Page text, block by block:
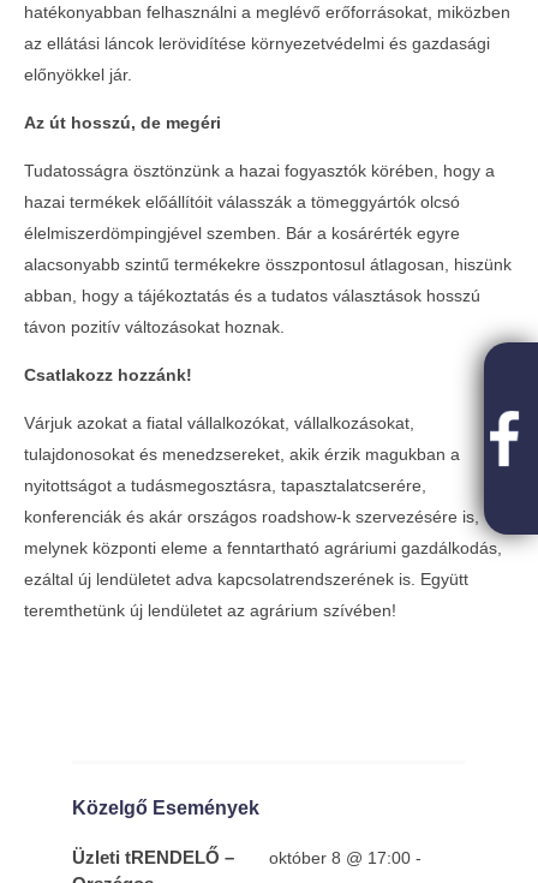
hatékonyabban felhasználni a meglévő erőforrásokat, miközben
az ellátási láncok lerövidítése környezetvédelmi és gazdasági
előnyökkel jár.
Az út hosszú, de megéri
Tudatosságra ösztönzünk a hazai fogyasztók körében, hogy a
hazai termékek előállítóit válasszák a tömeggyártók olcsó
élelmiszerdömpingjével szemben. Bár a kosárérték egyre
alacsonyabb szintű termékekre összpontosul átlagosan, hiszünk
abban, hogy a tájékoztatás és a tudatos választások hosszú
távon pozitív változásokat hoznak.
Csatlakozz hozzánk!
Várjuk azokat a fiatal vállalkozókat, vállalkozásokat,
tulajdonosokat és menedzsereket, akik érzik magukban a
nyitottságot a tudásmegosztásra, tapasztalatcserére,
konferenciák és akár országos roadshow-k szervezésére is,
melynek központi eleme a fenntartható agráriumi gazdálkodás,
ezáltal új lendületet adva kapcsolatrendszerének is. Együtt
teremthetünk új lendületet az agrárium szívében!
Közelgő Események
Üzleti tRENDELŐ –
október 8 @ 17:00 -